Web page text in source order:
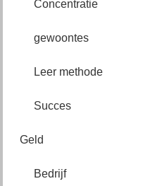
Concentratie
gewoontes
Leer methode
Succes
Geld
Bedrijf